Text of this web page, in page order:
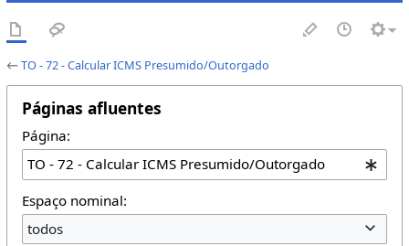
←TO - 72 - Calcular ICMS Presumido/Outorgado
Páginas afluentes
Página:
Espaço nominal:
todos